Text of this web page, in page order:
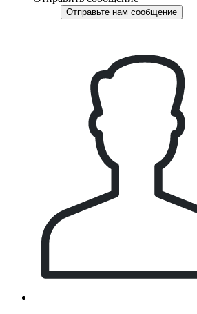
Отправьте нам сообщение